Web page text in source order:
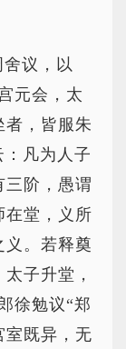
议，以
元会，太
者，皆服朱
凡为人子
三阶，愚谓
在堂，义所
义。若释奠
子升堂，
徐勉议“郑
室既异，无